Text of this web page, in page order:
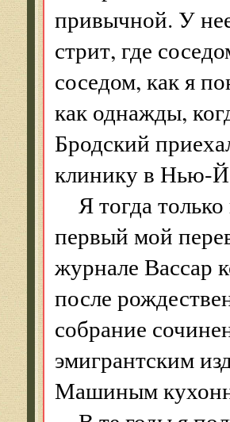
привычной. У
стрит, где
соседом, как я
как однажды,
Бродский
клинику в Нью-
Я тогда
первый мой
журнале Вассар
после
собрание
эмигрантским
Машиным